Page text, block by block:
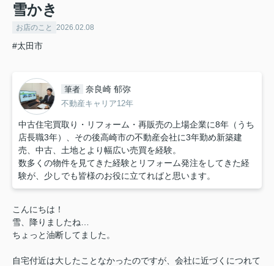
雪かき
お店のこと 2026.02.08
#太田市
筆者 奈良崎 郁弥
不動産キャリア12年
中古住宅買取り・リフォーム・再販売の上場企業に8年（うち
店長職3年）、その後高崎市の不動産会社に3年勤め新築建
売、中古、土地とより幅広い売買を経験。
数多くの物件を見てきた経験とリフォーム発注をしてきた経
験が、少しでも皆様のお役に立てればと思います。
こんにちは！
雪、降りましたね…
ちょっと油断してました。
自宅付近は大したことなかったのですが、会社に近づくにつれて